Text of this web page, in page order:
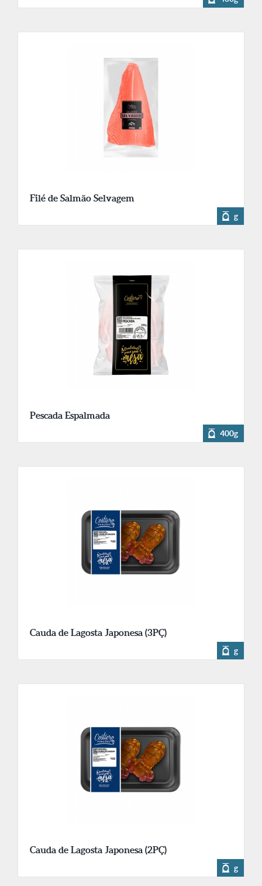
Filé de Salmão Selvagem
g
Pescada Espalmada
400g
Cauda de Lagosta Japonesa (3PÇ)
g
Cauda de Lagosta Japonesa (2PÇ)
g